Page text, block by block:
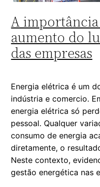
A importância
aumento do
das empresas
Energia elétrica é um
indústria e comercio.
energia elétrica só
pessoal. Qualquer
consumo de energia
diretamente, o
Neste contexto,
gestão energética nas